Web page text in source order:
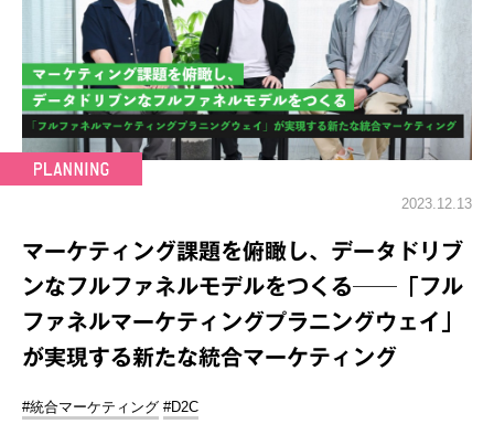
2023.12.13
マーケティング課題を俯瞰し、データドリブ
ンなフルファネルモデルをつくる──「フル
ファネルマーケティングプラニングウェイ」
が実現する新たな統合マーケティング
#統合マーケティング #D2C